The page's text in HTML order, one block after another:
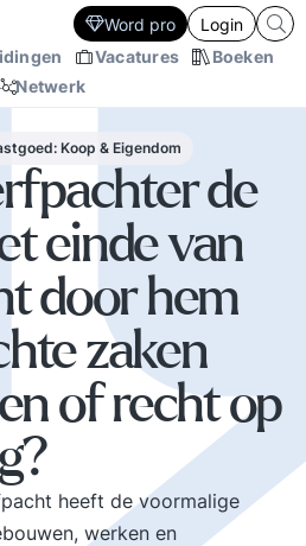
Vacatures
Boeken
Netwerk
Word pro Login
Koop & Eigendom
de
einde van
door hem
zaken
of recht op
heeft de voormalige
werken en